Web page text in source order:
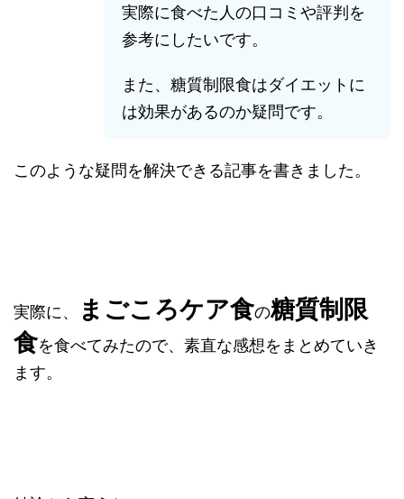
実際に食べた人の口コミや評判を
参考にしたいです。
また、糖質制限食はダイエットに
は効果があるのか疑問です。
このような疑問を解決できる記事を書きました。
実際に、 まごころケア食の糖質制限
食を食べてみたので、素直な感想をまとめていき
ます。